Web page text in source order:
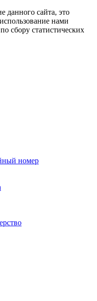
данного сайта, это
нами
сбору статистических
номер